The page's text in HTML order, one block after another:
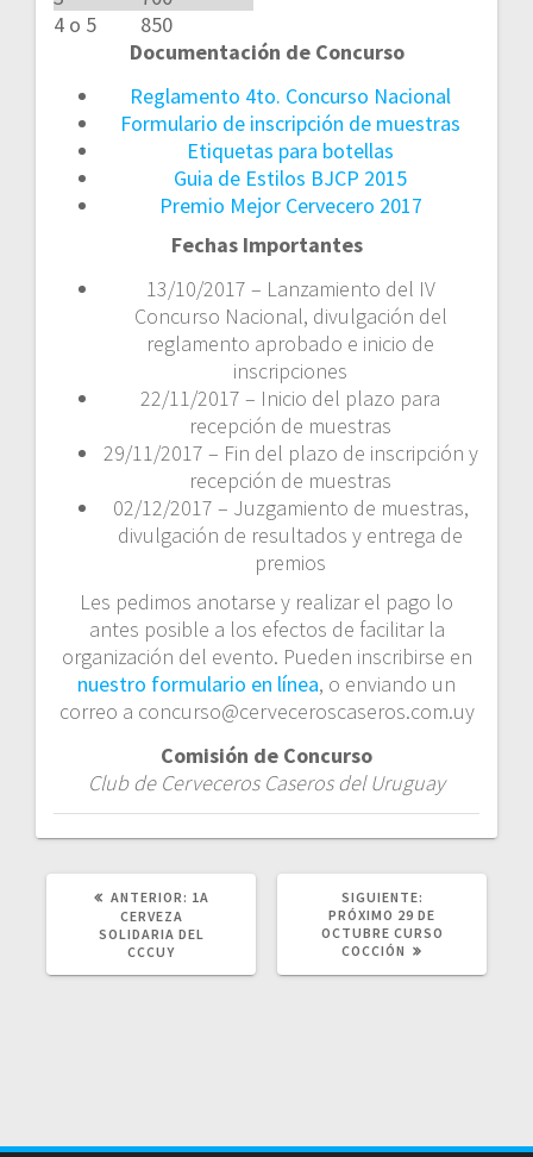
4 o 5
850
Documentación de Concurso
Reglamento 4to. Concurso Nacional
Formulario de inscripción de muestras
Etiquetas para botellas
Guia de Estilos BJCP 2015
Premio Mejor Cervecero 2017
Fechas Importantes
13/10/2017 – Lanzamiento del IV
Concurso Nacional, divulgación del
reglamento aprobado e inicio de
inscripciones
22/11/2017 – Inicio del plazo para
recepción de muestras
29/11/2017 – Fin del plazo de inscripción y
recepción de muestras
02/12/2017 – Juzgamiento de muestras,
divulgación de resultados y entrega de
premios
Les pedimos anotarse y realizar el pago lo
antes posible a los efectos de facilitar la
organización del evento. Pueden inscribirse en
nuestro formulario en línea, o enviando un
correo a concurso@cerveceroscaseros.com.uy
Comisión de Concurso
Club de Cerveceros Caseros del Uruguay
ANTERIOR: POST
1A
CERVEZA
SOLIDARIA DEL
CCCUY
SIGUIENTE:
POST:
PRÓXIMO 29 DE
OCTUBRE CURSO
COCCIÓN